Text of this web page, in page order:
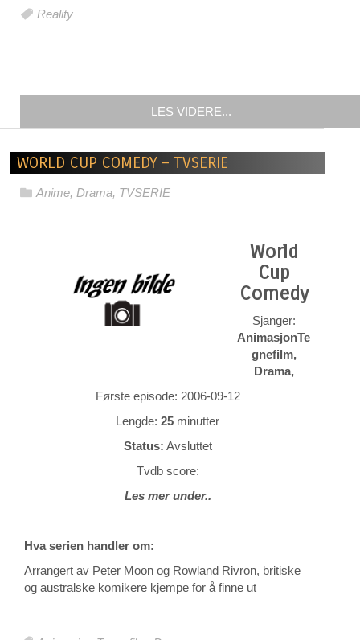
Reality
LES VIDERE...
WORLD CUP COMEDY – TVSERIE
Anime, Drama, TVSERIE
World
Cup
Comedy
Sjanger:
AnimasjonTe
gnefilm,
Drama,
Første episode: 2006-09-12
Lengde:25 minutter
Status: Avsluttet
Tvdb score:
Les mer under..
Hva serien handler om:
Arrangert av Peter Moon og Rowland Rivron, britiske
og australske komikere kjempe for å finne ut